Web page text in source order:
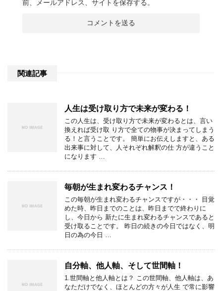
前、メールアドレス、サイトを保存する。
関連記事
人生は受け取り方で未来が変わる！
この人生は、受け取り方で未来が変わるとは、言い
換えれば受け取 り方で全ての物事が決まってしまう
る！と言うことです。 簡単にお伝えしますと、ある
出来事に対して、人それぞれ解釈の仕 方が違うこと
になります …
毎朝が生まれ変わるチャンス！
この毎朝が生まれ変わるチャンスですが・・・ 目覚
めた時、昨日までのことは、昨日までで終わりに
し、今日から 新たに生まれ変わるチャンスであると
受け取ることです。 昨日の続きの今日ではなく、明
日の為の今日 …
自分軸、他人軸、そして世間軸！
1.世間軸と他人軸とは？ この世間軸、他人軸は、あ
なただけでなく、ほとんどの方々が人生 で常に影響